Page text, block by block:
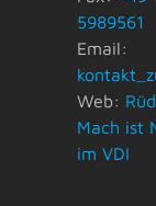
5989561
Email:
Web:
Mach ist
im VDI